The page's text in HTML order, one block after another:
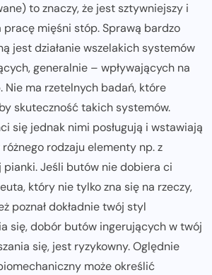
to znaczy, że jest sztywniejszy i
pracę mięśni stóp. Sprawą bardzo
jest działanie wszelakich systemów
generalnie – wpływających na
Nie ma rzetelnych badań, które
skuteczność takich systemów.
się jednak nimi posługują i wstawiają
rodzaju elementy np. z
pianki. Jeśli butów nie dobiera ci
który nie tylko zna się na rzeczy,
poznał dokładnie twój styl
się, dobór butów ingerujących w twój
się, jest ryzykowny. Oględnie
może określić